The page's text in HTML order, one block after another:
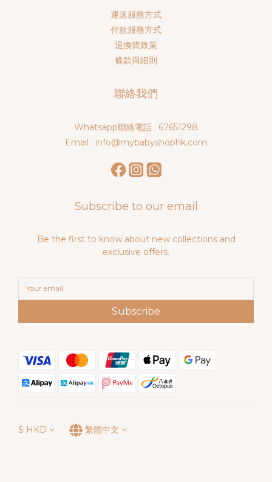
運送服務方式
付款服務方式
退換貨政策
條款與細則
聯絡我們
Whatsapp聯絡電話 : 67651298
Email : info@mybabyshophk.com
Subscribe to our email
Be the first to know about new collections and
exclusive offers.
Subscribe
$ HKD 繁體中文